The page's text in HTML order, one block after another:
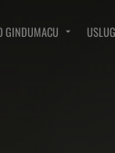
GINDUMACU